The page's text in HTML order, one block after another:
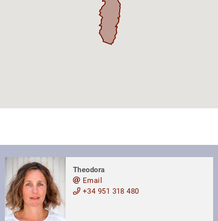
Theodora
Email
+34 951 318 480